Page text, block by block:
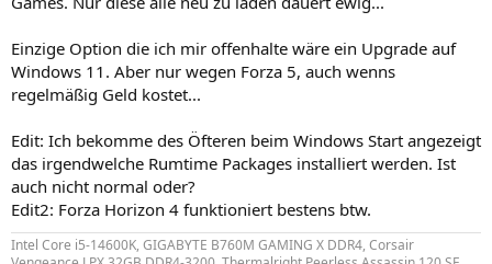
Einzige Option die ich mir offenhalte wäre ein Upgrade auf
Windows 11. Aber nur wegen Forza 5, auch wenns
regelmäßig Geld kostet...
Edit: Ich bekomme des Öfteren beim Windows Start angezeigt
das irgendwelche Rumtime Packages installiert werden. Ist
auch nicht normal oder?
Edit2: Forza Horizon 4 funktioniert bestens btw.
Intel Core i5-14600K, GIGABYTE B760M GAMING X DDR4, Corsair